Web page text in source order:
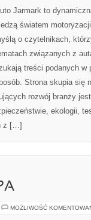
Jarmark to
światem
o czytelnikach,
związanych z
treści podanych w
Strona skupia się
rozwój branży
ekologii,
z […]
MOŻLIWOŚĆ